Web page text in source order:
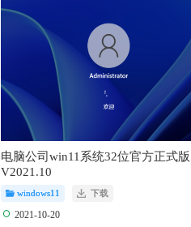
电脑公司win11系统32位官方正式版
V2021.10
windows11 下载
2021-10-20